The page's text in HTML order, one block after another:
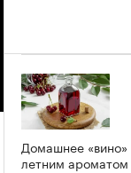
Домашнее
летним ароматом